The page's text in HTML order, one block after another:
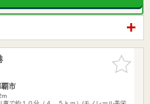
お気に入
りに追加
市